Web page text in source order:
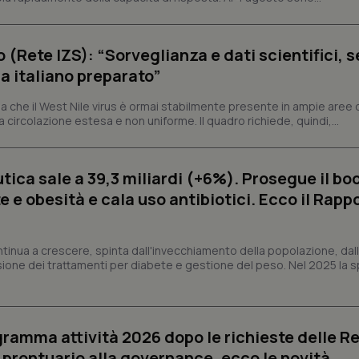
(Rete IZS): “Sorveglianza e dati scientifici,
italiano preparato”
che il West Nile virus è ormai stabilmente presente in ampie aree
estesa e non uniforme. Il quadro richiede, quindi,...
sale a 39,3 miliardi (+6%). Prosegue il
e obesità e cala uso antibiotici. Ecco il
a crescere, spinta dall'invecchiamento della popolazione,
dei trattamenti per diabete e gestione del peso. Nel 2025 la
attività 2026 dopo le richieste delle
sui cookie dei visitatori. È
correttamente.
www.quotidianosanita.it
4
settimane
Questo cookie è impostato
abilitare il sistema di tracking
settimane
2 giorni
assegnare un identificatore
utilizzato da Google. Questo
per distinguere utenti unici
generato in modo casuale come
cliente. È incluso in ogni
PHP.net
www.quotidianosanita.it
Sessione
Cookie generato da applicazioni
linguaggio PHP. Si tratta di un
utilizzato può essere specifico
un utente tra le pagine.
.quotidianosanita.it
1 anno 1
Questo cookie viene utilizzato da